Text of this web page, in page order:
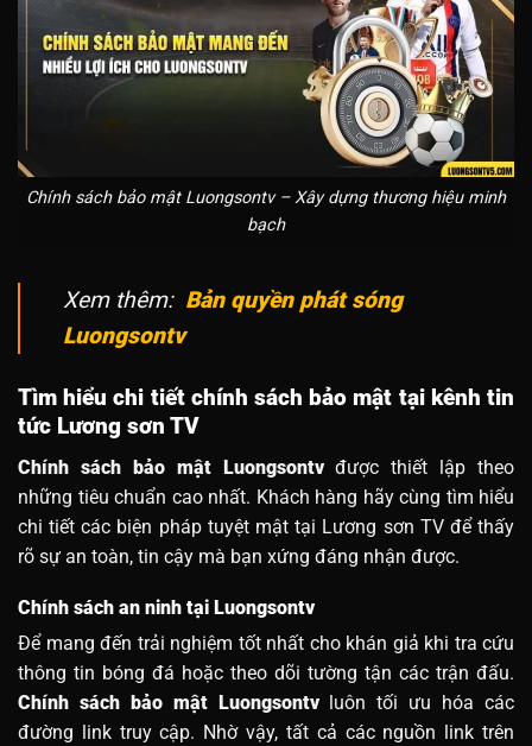
Chính sách bảo mật Luongsontv – Xây dựng thương hiệu minh
bạch
Xem thêm: Bản quyền phát sóng
Luongsontv
Tìm hiểu chi tiết chính sách bảo mật tại kênh tin
tức Lương sơn TV
Chính sách bảo mật Luongsontvđược thiết lập theo
những tiêu chuẩn cao nhất. Khách hàng hãy cùng tìm hiểu
chi tiết các biện pháp tuyệt mật tại Lương sơn TV để thấy
rõ sự an toàn, tin cậy mà bạn xứng đáng nhận được.
Chính sách an ninh tại Luongsontv
Để mang đến trải nghiệm tốt nhất cho khán giả khi tra cứu
thông tin bóng đá hoặc theo dõi tường tận các trận đấu.
Chính sách bảo mật Luongsontvluôn tối ưu hóa các
đường link truy cập. Nhờ vậy, tất cả các nguồn link trên